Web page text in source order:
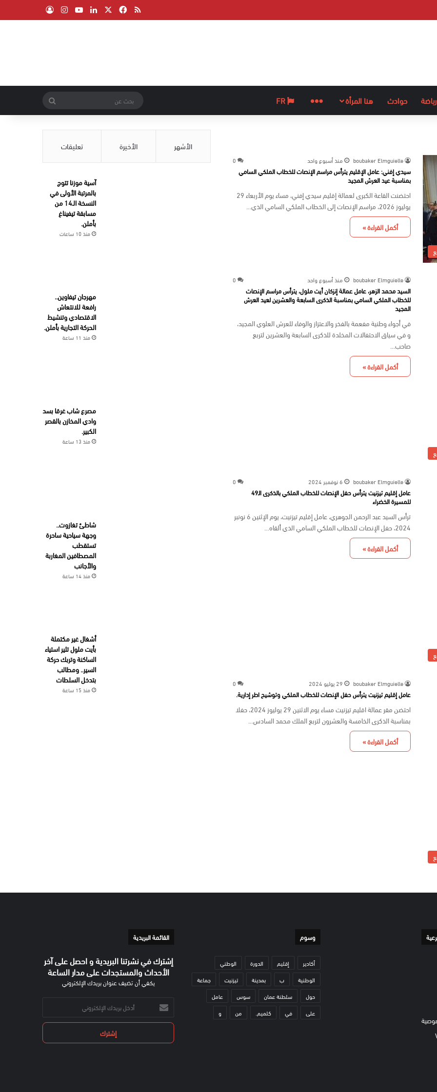
ملخص الموقع RSS
فيسبوك لينكدإن ‫YouTube
انستقرام
رياضة حوادث هنا المرأة المزيد
عن
boubaker Elmguielle منذ أسبوع واحد 0
سيدي إفني: عامل الإقليم يترأس مراسم الإنصات للخطاب الملكي السامي
بمناسبة عيد العرش المجيد
احتضنت القاعة الكبرى لعمالة إقليم سيدي إفني، مساء يوم الأربعاء 29
يوليوز 2026، مراسم الإنصات إلى الخطاب الملكي السامي الذي…
أكمل القراءة »
boubaker Elmguielle منذ أسبوع واحد 0
السيد محمد الزهر، عامل عمالة إنزكان أيت ملول، يترأس مراسم الإنصات
للخطاب الملكي السامي بمناسبة الذكرى السابعة والعشرين لعيد العرش
المجيد
في أجواء وطنية مفعمة بالفخر والاعتزاز والوفاء للعرش العلوي المجيد،
و في سياق الاحتفالات المخلدة للذكرى السابعة والعشرين لتربع
صاحب…
أكمل القراءة »
boubaker Elmguielle 6 نوفمبر 2024 0
عامل إقليم تيزنيت يترأس حفل الإنصات للخطاب الملكي بالذكرى الـ49
للمسيرة الخضراء
ترأس السيد عبد الرحمن الجوهري، عامل إقليم تيزنيت، يوم الإثنين 6 نونبر
2024، حفل الإنصات للخطاب الملكي السامي الذي ألقاه…
أكمل القراءة »
boubaker Elmguielle 29 يوليو 2024 0
عامل إقليم تيزنيت يترأس حفل الإنصات للخطاب الملكي وتوشيح اطر إدارية.
احتضن مقر عمالة اقليم تيزنيت مساء يوم الاثنين 29 يوليوز 2024، حفلا
بمناسبة الذكرى الخامسة والعشرون لتربع الملك محمد السادس…
أكمل القراءة »
الأشهر الأخيرة تعليقات
آسية موزنا تتوج
بالمرتبة الأولى في
النسخة الـ14 من
مسابقة تيفيناغ
بأملن.
منذ 10 ساعات
مهرجان تيفاوين..
رافعة للانتعاش
الاقتصادي وتنشيط
الحركة التجارية بأملن.
منذ 11 ساعة
مصرع شاب غرقا بسد
وادي المخازن بالقصر
الكبير.
منذ 13 ساعة
شاطئ تغازوت..
وجهة سياحية ساحرة
تستقطب
المصطافين المغاربة
والأجانب
منذ 14 ساعة
أشغال غير مكتملة
بأيت ملول تثير استياء
الساكنة وتربك حركة
السير.. ومطالب
بتدخل السلطات
منذ 15 ساعة
وسوم
أكادير إقليم الدورة
الوطني
الوطنية
ب بمدينة تيزنيت
جماعة
حول
سلطنة عمان سوس
عامل
على
في كلميم. من و
القائمة البريدية
إشترك في نشرتنا البريدية و احصل على آخر
الأحداث والمستجدات على مدار الساعة
يكفي أن تضيف عنوان بريدك الإلكتروني
أدخل
بريدك
الإلكتروني